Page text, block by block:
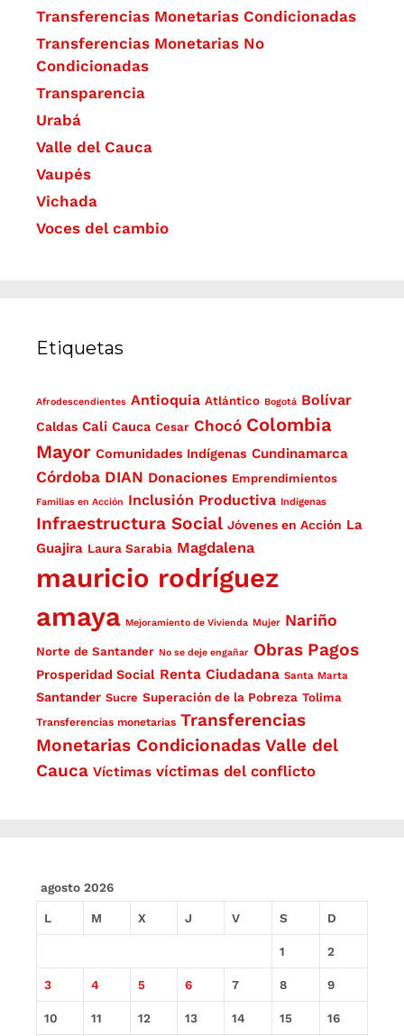
Transferencias Monetarias Condicionadas
Transferencias Monetarias No
Condicionadas
Transparencia
Urabá
Valle del Cauca
Vaupés
Vichada
Voces del cambio
Etiquetas
Afrodescendientes Antioquia Atlántico Bogotá Bolívar
Caldas Cali Cauca Cesar Chocó Colombia
Mayor Comunidades Indígenas Cundinamarca
Córdoba DIAN Donaciones Emprendimientos
Familias en Acción Inclusión Productiva Indígenas
Infraestructura Social Jóvenes en Acción La
Guajira Laura Sarabia Magdalena
mauricio rodríguez
amaya Mejoramiento de Vivienda Mujer Nariño
Norte de Santander No se deje engañar Obras Pagos
Prosperidad Social Renta Ciudadana Santa Marta
Santander Sucre Superación de la Pobreza Tolima
Transferencias monetarias Transferencias
Monetarias Condicionadas Valle del
Cauca Víctimas víctimas del conflicto
agosto 2026
L M X J V S D
1 2
3 4 5 6 7 8 9
10 11 12 13 14 15 16